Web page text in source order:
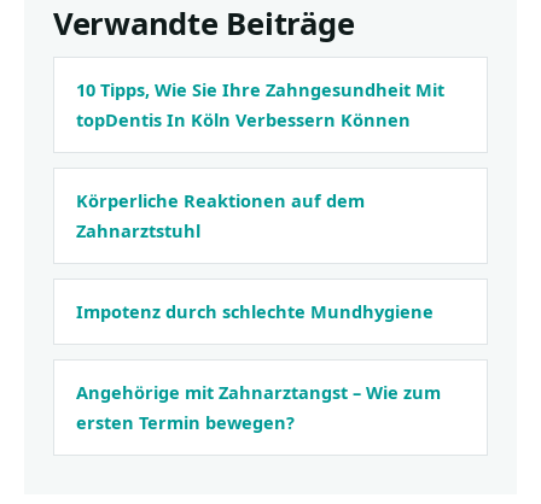
Verwandte Beiträge
10 Tipps, Wie Sie Ihre Zahngesundheit Mit
topDentis In Köln Verbessern Können
Körperliche Reaktionen auf dem
Zahnarztstuhl
Impotenz durch schlechte Mundhygiene
Angehörige mit Zahnarztangst – Wie zum
ersten Termin bewegen?